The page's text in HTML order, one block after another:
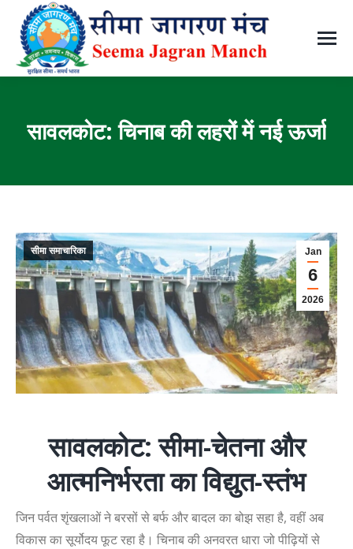
सावलकोट: चिनाब की लहरों में नई ऊर्जा
Jan
6
2026
सीमा समाचारिका
सावलकोट: सीमा-चेतना और
आत्मनिर्भरता का विद्युत-स्तंभ
जिन पर्वत शृंखलाओं ने बरसों से बर्फ और बादल का बोझ सहा है, वहीं अब
विकास का सूर्योदय फूट रहा है। चिनाब की अनवरत धारा जो पीढ़ियों से